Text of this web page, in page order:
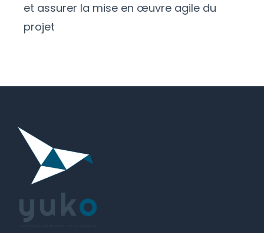
et assurer la mise en œuvre agile du
projet